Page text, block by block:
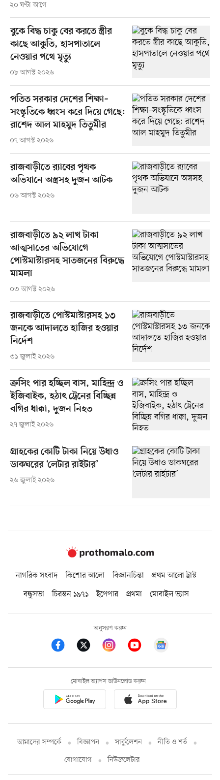
২০ ঘণ্টা আগে
বুকে বিদ্ধ চাকু বের করতে স্ত্রীর
কাছে আকুতি, হাসপাতালে
নেওয়ার পথে মৃত্যু
০৮ আগস্ট ২০২৬
পতিত সরকার দেশের শিক্ষা–
সংস্কৃতিকে ধ্বংস করে দিয়ে গেছে:
রাশেদ আল মাহমুদ তিতুমীর
০৭ আগস্ট ২০২৬
রাজবাড়ীতে র‍্যাবের পৃথক
অভিযানে অস্ত্রসহ দুজন আটক
০৬ আগস্ট ২০২৬
রাজবাড়ীতে ৯২ লাখ টাকা
আত্মসাতের অভিযোগে
পোস্টমাস্টারসহ সাতজনের বিরুদ্ধে
মামলা
০৩ আগস্ট ২০২৬
রাজবাড়ীতে পোস্টমাস্টারসহ ১৩
জনকে আদালতে হাজির হওয়ার
নির্দেশ
৩১ জুলাই ২০২৬
ক্রসিং পার হচ্ছিল বাস, মাহিন্দ্র ও
ইজিবাইক, হঠাৎ ট্রেনের বিচ্ছিন্ন
বগির ধাক্কা, দুজন নিহত
২৭ জুলাই ২০২৬
গ্রাহকের কোটি টাকা নিয়ে উধাও
ডাকঘরের ‘লেটার রাইটার’
২৬ জুলাই ২০২৬
নাগরিক সংবাদ কিশোর আলো বিজ্ঞানচিন্তা
প্রথম আলো ট্রাস্ট
বন্ধুসভা
চিরন্তন ১৯৭১ ইপেপার প্রথমা মোবাইল ভ্যাস
অনুসরণ করুন
মোবাইল অ্যাপস ডাউনলোড করুন
আমাদের সম্পর্কে বিজ্ঞাপন সার্কুলেশন
নীতি ও শর্ত
যোগাযোগ
নিউজলেটার